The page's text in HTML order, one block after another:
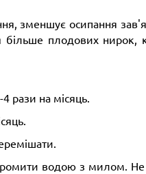
зменшує осипання
більше плодових нирок,
рази на місяць.
водою з милом.